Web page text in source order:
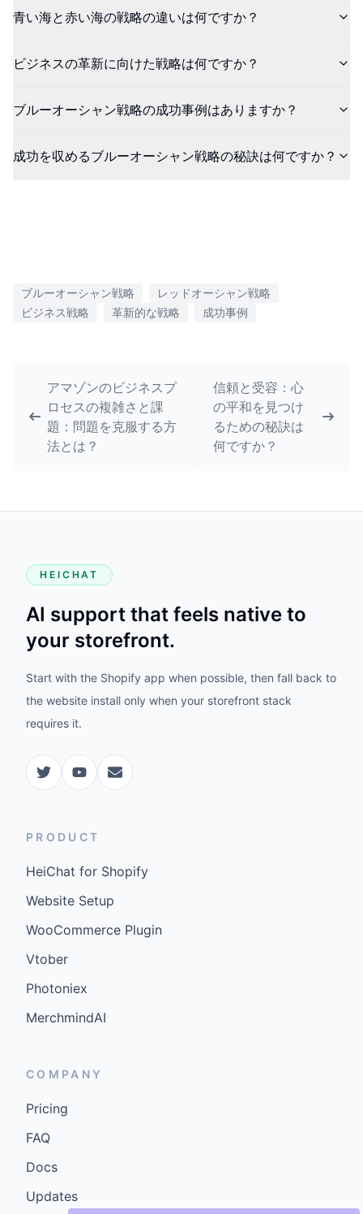
青い海と赤い海の戦略の違いは何ですか？
ビジネスの革新に向けた戦略は何ですか？
ブルーオーシャン戦略の成功事例はありますか？
成功を収めるブルーオーシャン戦略の秘訣は何ですか？
ブルーオーシャン戦略
レッドオーシャン戦略
ビジネス戦略
革新的な戦略 成功事例
アマゾンのビジネスプ
ロセスの複雑さと課
題：問題を克服する方
法とは？
信頼と受容：心
の平和を見つけ
るための秘訣は
何ですか？
HEICHAT
AI support that feels native to
your storefront.
Start with the Shopify app when possible, then fall back to
the website install only when your storefront stack
requires it.
PRODUCT
HeiChat for Shopify
Website Setup
WooCommerce Plugin
Vtober
Photoniex
MerchmindAI
COMPANY
Pricing
FAQ
Docs
Updates